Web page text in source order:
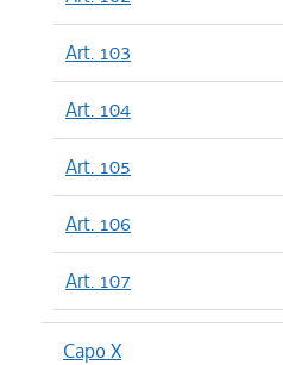
Art. 103
Art. 104
Art. 105
Art. 106
Art. 107
Capo X